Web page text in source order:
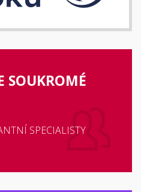
SOUKROMÉ
SPECIALISTY